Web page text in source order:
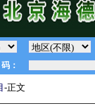
-正文